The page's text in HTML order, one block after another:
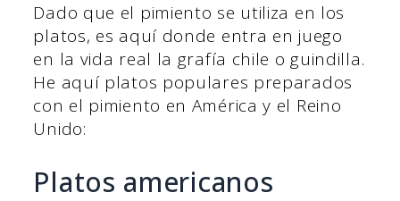
Dado que el pimiento se utiliza en los
platos, es aquí donde entra en juego
en la vida real la grafía chile o guindilla.
He aquí platos populares preparados
con el pimiento en América y el Reino
Unido:
Platos americanos